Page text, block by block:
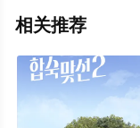
相关推荐